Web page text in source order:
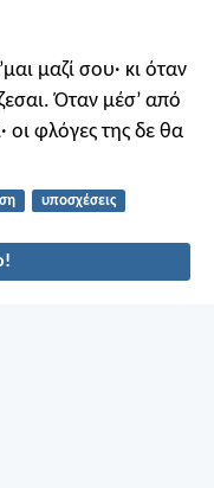
μαζί σου· κι όταν
Όταν μέσ’ από
οι φλόγες της δε θα
υποσχέσεις